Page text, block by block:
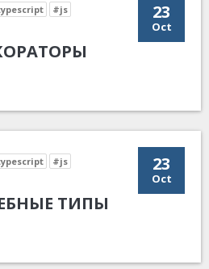
23
Oct
#js
23
Oct
#js
ТИПЫ